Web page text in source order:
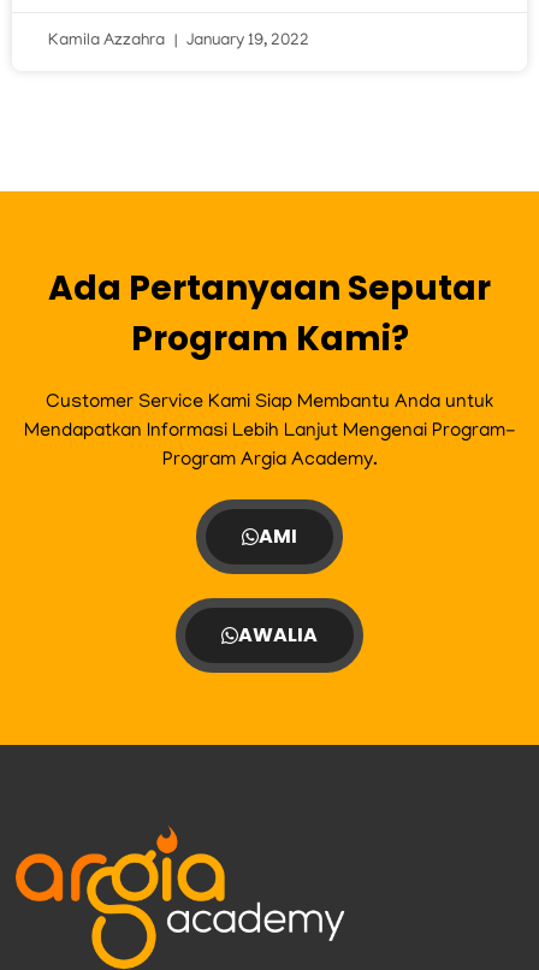
Kamila Azzahra January 19, 2022
Ada Pertanyaan Seputar
Program Kami?
Customer Service Kami Siap Membantu Anda untuk
Mendapatkan Informasi Lebih Lanjut Mengenai Program-
Program Argia Academy.
AMI
AWALIA